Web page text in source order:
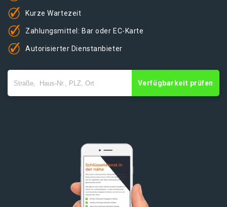
Kurze Wartezeit
Zahlungsmittel: Bar oder EC-Karte
Autorisierter Dienstanbieter
Verfügbarkeit prüfen